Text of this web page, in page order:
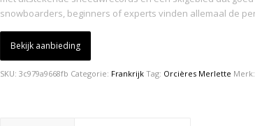
snowboarders, beginners of experts vinden allemaal de
Bekijk aanbieding
SKU:3c979a9668fb Categorie: Frankrijk Tag: Orcières Merlette Merk: